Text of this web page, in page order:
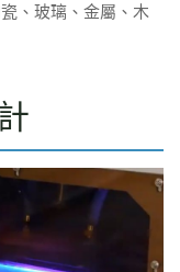
、玻璃、金屬、木